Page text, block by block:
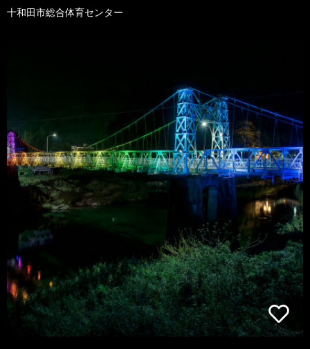
十和田市総合体育センター